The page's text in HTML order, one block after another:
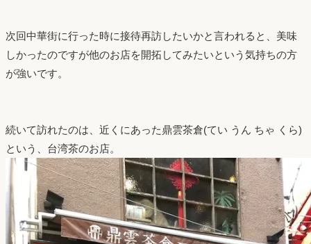
次回中華街に行った時に接待再訪したいかと言われると、美味
しかったのですが他のお店を開拓してみたいという気持ちの方
が強いです。
続いて訪れたのは、近くにあった鼎雲茶倉(てい うん ちゃ くら)
という、台湾茶のお店。